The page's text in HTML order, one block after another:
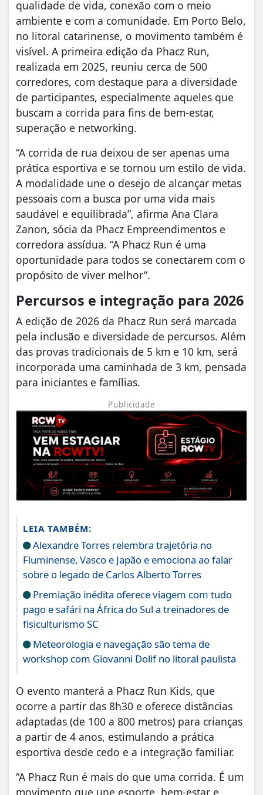
qualidade de vida, conexão com o meio
ambiente e com a comunidade. Em Porto Belo,
no litoral catarinense, o movimento também é
visível. A primeira edição da Phacz Run,
realizada em 2025, reuniu cerca de 500
corredores, com destaque para a diversidade
de participantes, especialmente aqueles que
buscam a corrida para fins de bem-estar,
superação e networking.
“A corrida de rua deixou de ser apenas uma
prática esportiva e se tornou um estilo de vida.
A modalidade une o desejo de alcançar metas
pessoais com a busca por uma vida mais
saudável e equilibrada”, afirma Ana Clara
Zanon, sócia da Phacz Empreendimentos e
corredora assídua. “A Phacz Run é uma
oportunidade para todos se conectarem com o
propósito de viver melhor”.
Percursos e integração para 2026
A edição de 2026 da Phacz Run será marcada
pela inclusão e diversidade de percursos. Além
das provas tradicionais de 5 km e 10 km, será
incorporada uma caminhada de 3 km, pensada
para iniciantes e famílias.
Publicidade
LEIA TAMBÉM:
Alexandre Torres relembra trajetória no
Fluminense, Vasco e Japão e emociona ao falar
sobre o legado de Carlos Alberto Torres
Premiação inédita oferece viagem com tudo
pago e safári na África do Sul a treinadores de
fisiculturismo SC
Meteorologia e navegação são tema de
workshop com Giovanni Dolif no litoral paulista
O evento manterá a Phacz Run Kids, que
ocorre a partir das 8h30 e oferece distâncias
adaptadas (de 100 a 800 metros) para crianças
a partir de 4 anos, estimulando a prática
esportiva desde cedo e a integração familiar.
“A Phacz Run é mais do que uma corrida. É um
movimento que une esporte, bem-estar e